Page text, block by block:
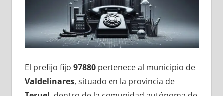
El prefijo fijo 97880pertenece al municipio dе
Valdelinares, situado en la provincia dе